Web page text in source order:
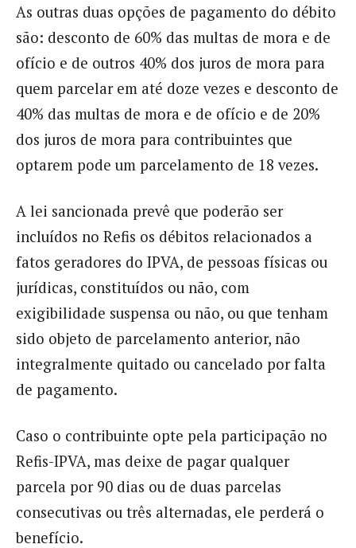
As outras duas opções de pagamento do débito
são: desconto de 60% das multas de mora e de
ofício e de outros 40% dos juros de mora para
quem parcelar em até doze vezes e desconto de
40% das multas de mora e de ofício e de 20%
dos juros de mora para contribuintes que
optarem pode um parcelamento de 18 vezes.
A lei sancionada prevê que poderão ser
incluídos no Refis os débitos relacionados a
fatos geradores do IPVA, de pessoas físicas ou
jurídicas, constituídos ou não, com
exigibilidade suspensa ou não, ou que tenham
sido objeto de parcelamento anterior, não
integralmente quitado ou cancelado por falta
de pagamento.
Caso o contribuinte opte pela participação no
Refis-IPVA, mas deixe de pagar qualquer
parcela por 90 dias ou de duas parcelas
consecutivas ou três alternadas, ele perderá o
benefício.